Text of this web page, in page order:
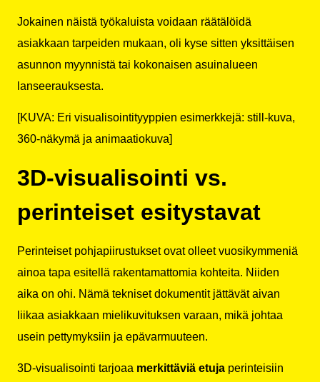
Jokainen näistä työkaluista voidaan räätälöidä
asiakkaan tarpeiden mukaan, oli kyse sitten yksittäisen
asunnon myynnistä tai kokonaisen asuinalueen
lanseerauksesta.
[KUVA: Eri visualisointityyppien esimerkkejä: still-kuva,
360-näkymä ja animaatiokuva]
3D-visualisointi vs.
perinteiset esitystavat
Perinteiset pohjapiirustukset ovat olleet vuosikymmeniä
ainoa tapa esitellä rakentamattomia kohteita. Niiden
aika on ohi. Nämä tekniset dokumentit jättävät aivan
liikaa asiakkaan mielikuvituksen varaan, mikä johtaa
usein pettymyksiin ja epävarmuuteen.
3D-visualisointi tarjoaa merkittäviä etuja perinteisiin